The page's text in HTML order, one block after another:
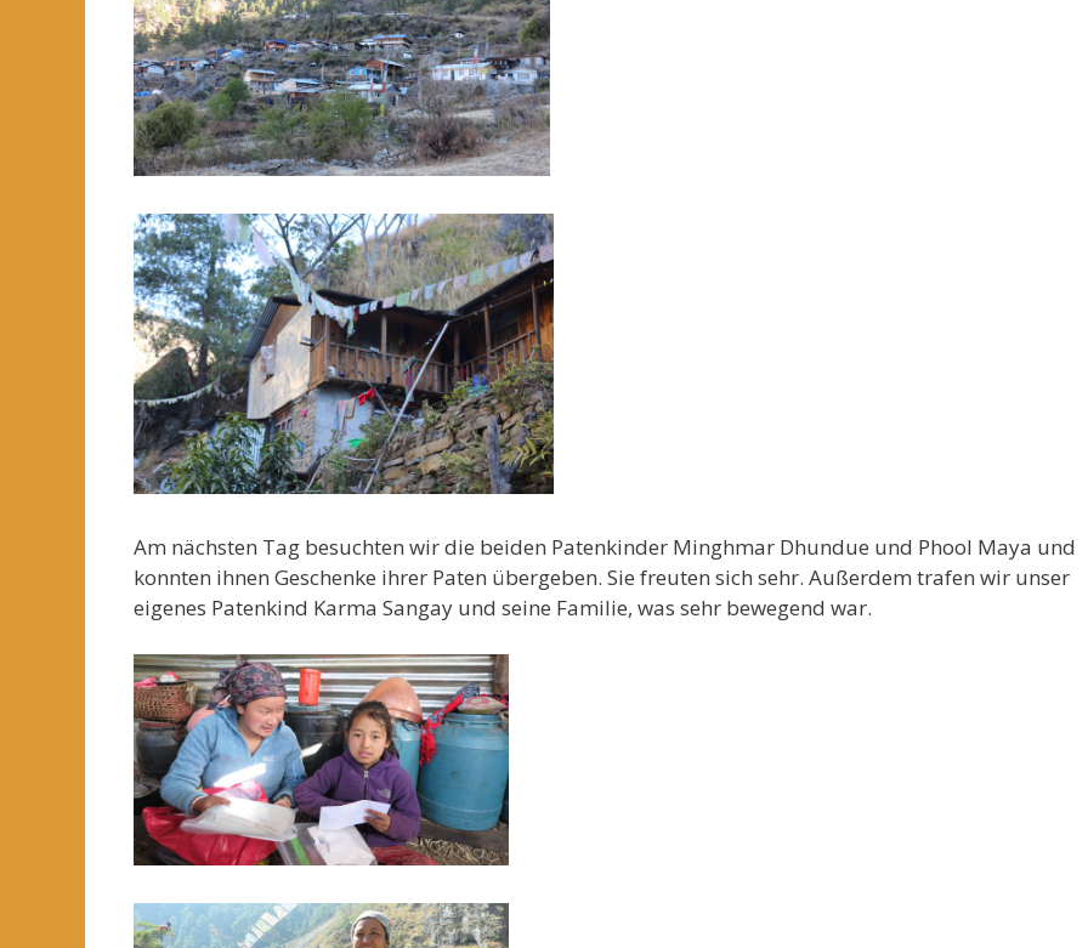
Am nächsten Tag besuchten wir die beiden Patenkinder Minghmar Dhundue und Phool Maya und
konnten ihnen Geschenke ihrer Paten übergeben. Sie freuten sich sehr. Außerdem trafen wir unser
eigenes Patenkind Karma Sangay und seine Familie, was sehr bewegend war.